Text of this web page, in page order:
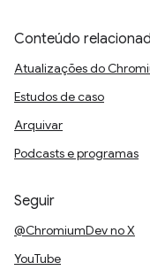
Conteúdo
Atualizações do
Estudos de caso
Arquivar
Podcasts e programas
Seguir
@ChromiumDev no X
YouTube